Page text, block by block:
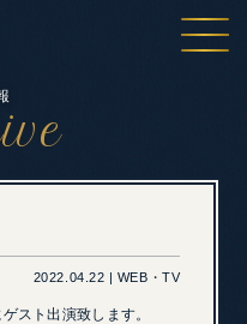
2022.04.22 | WEB・TV
スト出演致します。